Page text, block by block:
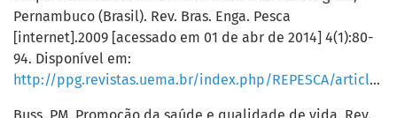
Pernambuco (Brasil). Rev. Bras. Enga. Pesca
[internet].2009 [acessado em 01 de abr de 2014] 4(1):80-
94. Disponível em:
http://ppg.revistas.uema.br/index.php/REPESCA/article/viewFile/132/121